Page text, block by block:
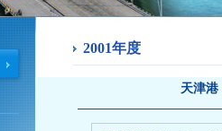
2001年度
天津